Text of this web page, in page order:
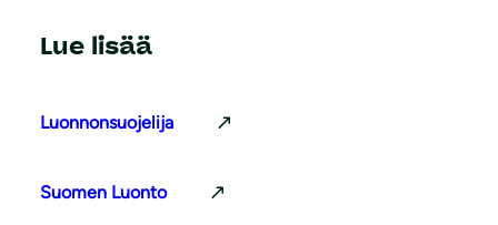
Lue lisää
Luonnonsuojelija
Suomen Luonto